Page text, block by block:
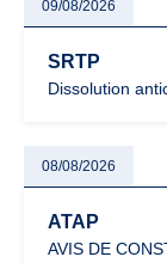
09/08/2026
SRTP
Dissolution
08/08/2026
ATAP
AVIS DE